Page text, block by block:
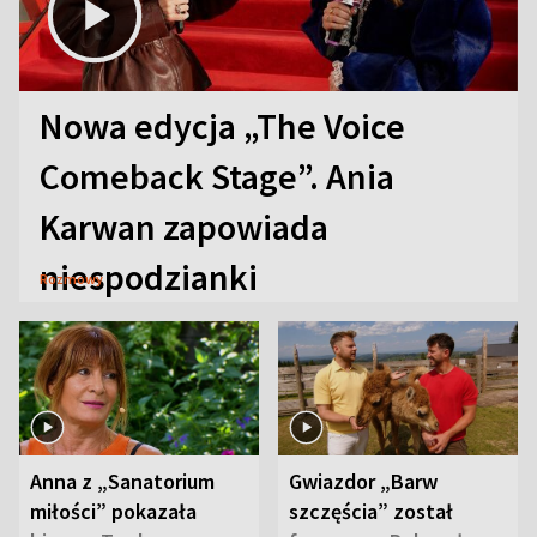
Nowa edycja „The Voice
Comeback Stage”. Ania
Karwan zapowiada
niespodzianki
Rozmowy
Anna z „Sanatorium
miłości” pokazała
Gwiazdor „Barw
szczęścia” został